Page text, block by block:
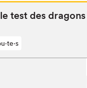
test des